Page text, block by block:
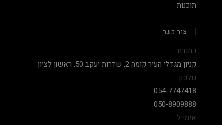
תוכנות
צור קשר
כתובת
קניון מגדלי העיר קומה 2, שדרות יעקב 50, ראשון לציון.
טלפון
054-7747418
050-8909888
אימייל